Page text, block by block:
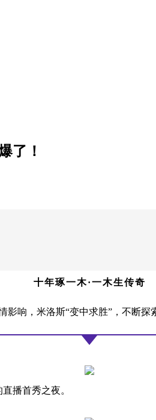
了！
十年琢一木·一木生传奇
响，米洛斯“变中求胜”，不断探
播首秀之夜。